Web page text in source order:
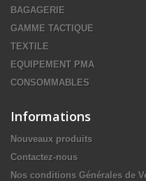
BAGAGERIE
GAMME TACTIQUE
TEXTILE
EQUIPEMENT PMA
CONSOMMABLES
Informations
Nouveaux produits
Contactez-nous
Nos conditions Générales de